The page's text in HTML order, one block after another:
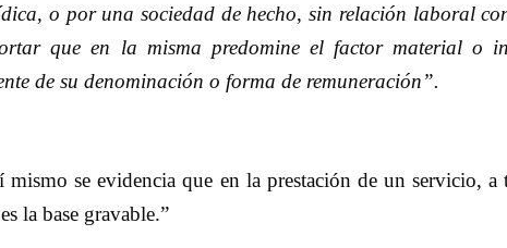
o por una sociedad de hecho, sin relación laboral
que en la misma predomine el factor material o
de su denominación o forma de remuneración”.
se evidencia que en la prestación de un servicio,
la base gravable.”